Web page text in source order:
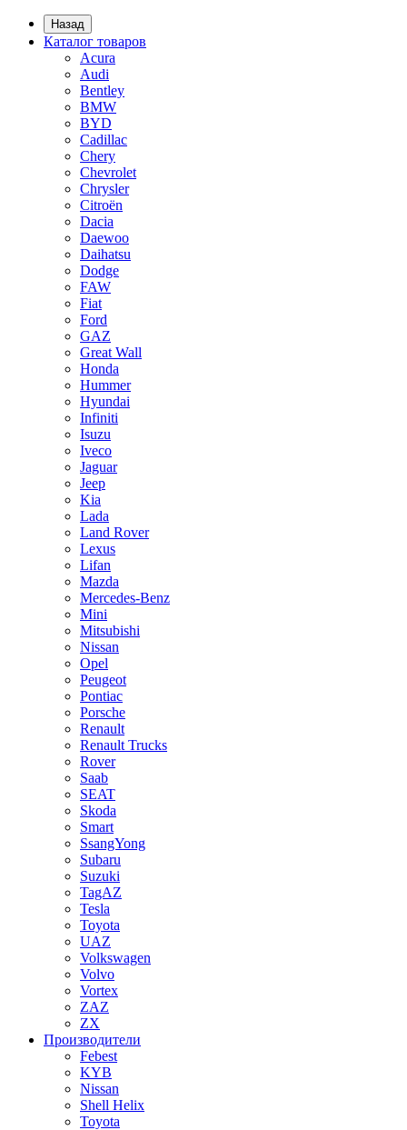
Назад
Каталог товаров
Acura
Audi
Bentley
BMW
BYD
Cadillac
Chery
Chevrolet
Chrysler
Citroën
Dacia
Daewoo
Daihatsu
Dodge
FAW
Fiat
Ford
GAZ
Great Wall
Honda
Hummer
Hyundai
Infiniti
Isuzu
Iveco
Jaguar
Jeep
Kia
Lada
Land Rover
Lexus
Lifan
Mazda
Mercedes-Benz
Mini
Mitsubishi
Nissan
Opel
Peugeot
Pontiac
Porsche
Renault
Renault Trucks
Rover
Saab
SEAT
Skoda
Smart
SsangYong
Subaru
Suzuki
TagAZ
Tesla
Toyota
UAZ
Volkswagen
Volvo
Vortex
ZAZ
ZX
Производители
Febest
KYB
Nissan
Shell Helix
Toyota